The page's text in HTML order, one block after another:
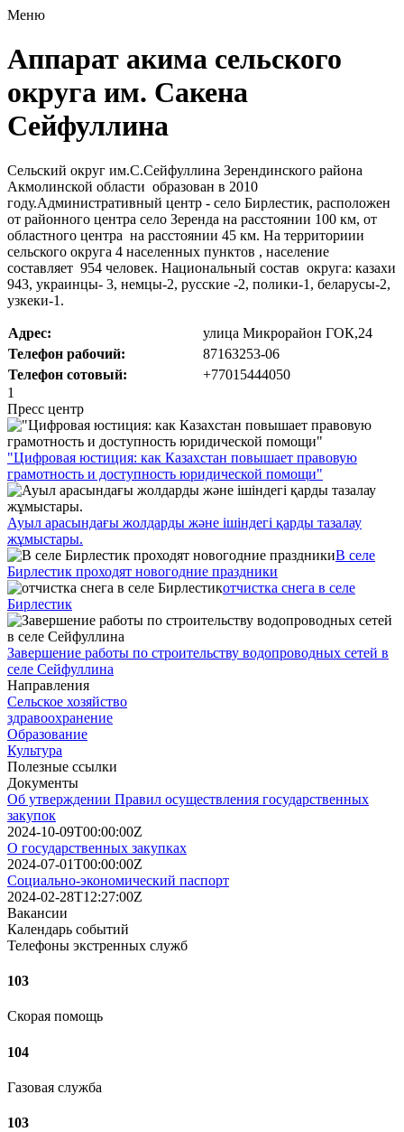
Меню
Аппарат акима сельского
округа им. Сакена
Сейфуллина
Сельский округ им.С.Сейфуллина Зерендинского района
Акмолинской области образован в 2010
году.Административный центр - село Бирлестик, расположен
от районного центра село Зеренда на расстоянии 100 км, от
областного центра на расстоянии 45 км. На территориии
сельского округа 4 населенных пунктов , население
составляет 954 человек. Национальный состав округа: казахи
943, украинцы- 3, немцы-2, русские -2, полики-1, беларусы-2,
узкеки-1.
Адрес:
улица Микрорайон ГОК,24
Телефон рабочий:
87163253-06
Телефон сотовый:
+77015444050
1
Пресс центр
"Цифровая юстиция: как Казахстан повышает правовую
грамотность и доступность юридической помощи"
Ауыл арасындағы жолдарды және ішіндегі қарды тазалау
жұмыстары.
В селе
Бирлестик проходят новогодние праздники
отчистка снега в селе
Бирлестик
Завершение работы по строительству водопроводных сетей в
селе Сейфуллина
Направления
Сельское хозяйство
здравоохранение
Образование
Культура
Полезные ссылки
Документы
Об утверждении Правил осуществления государственных
закупок
2024-10-09T00:00:00Z
О государственных закупках
2024-07-01T00:00:00Z
Социально-экономический паспорт
2024-02-28T12:27:00Z
Вакансии
Календарь событий
Телефоны экстренных служб
103
Скорая помощь
104
Газовая служба
103